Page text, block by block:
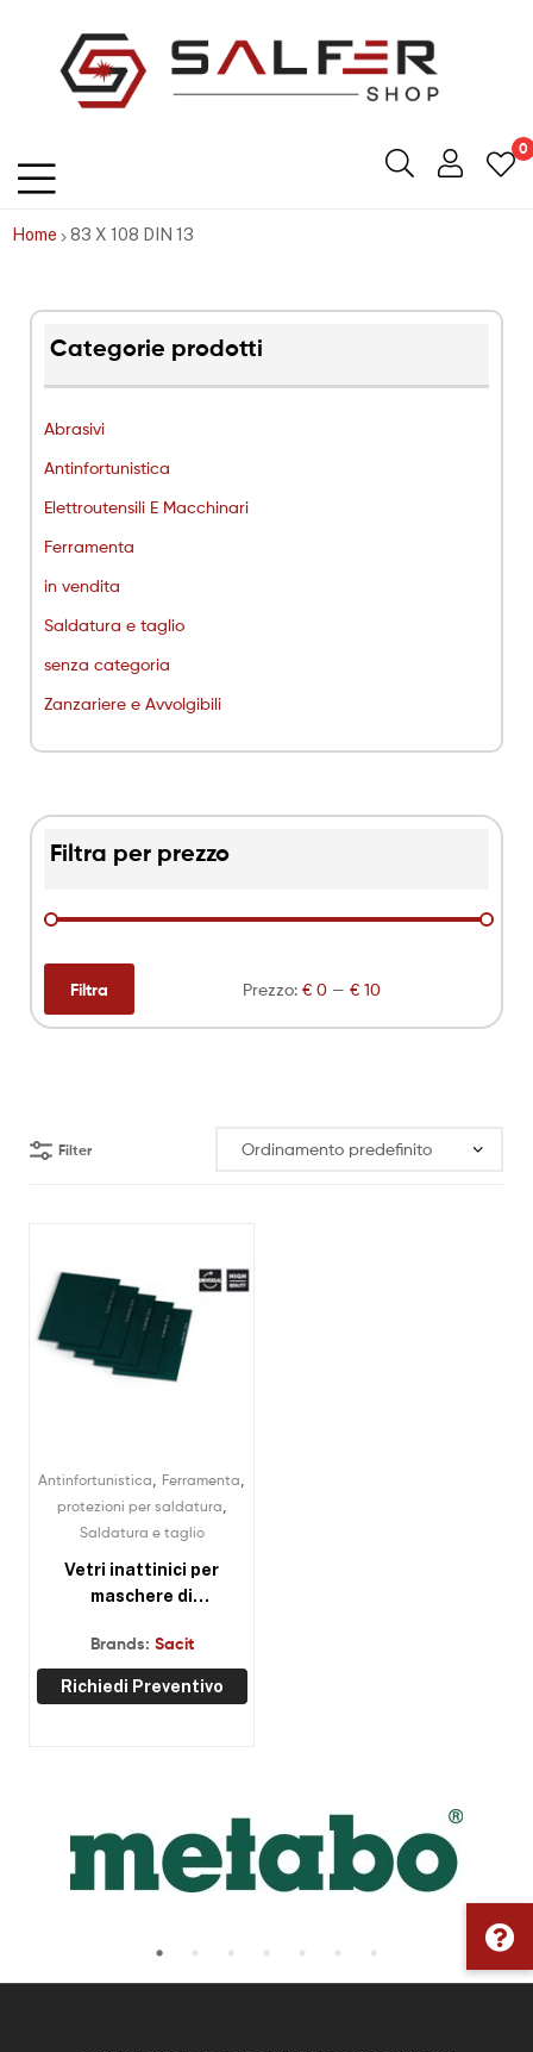
0
Home 83 X 108 DIN 13
Categorie prodotti
Abrasivi
Antinfortunistica
Elettroutensili E Macchinari
Ferramenta
in vendita
Saldatura e taglio
senza categoria
Zanzariere e Avvolgibili
Filtra per prezzo
Filtra Prezzo: € 0— € 10
Filter
Antinfortunistica Ferramenta
protezioni per saldatura
Saldatura e taglio
Vetri inattinici per
maschere di
Brands: Sacit
Richiedi Preventivo